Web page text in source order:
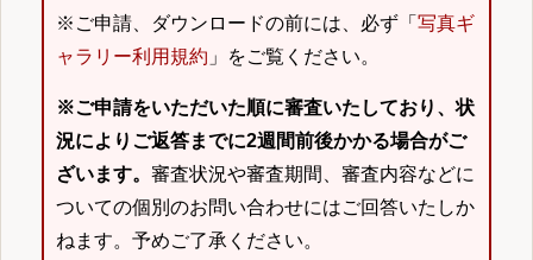
※ご申請、ダウンロードの前には、必ず「 写真ギ
ャラリー利用規約 」をご覧ください。
※ご申請をいただいた順に審査いたしており、状
況によりご返答までに2週間前後かかる場合がご
ざいます。 審査状況や審査期間、審査内容などに
ついての個別のお問い合わせにはご回答いたしか
ねます。予めご了承ください。